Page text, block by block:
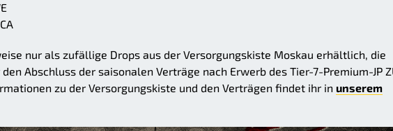
nur als zufällige Drops aus der Versorgungskiste Moskau erhältlich, die
Abschluss der saisonalen Verträge nach Erwerb des Tier-7-Premium-JP
zu der Versorgungskiste und den Verträgen findet ihr in unserem